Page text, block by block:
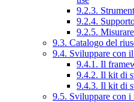
9.2.3.
9.2.4.
9.2.5.
9.3. Catalogo del
9.4. Sviluppare con
9.4.1. Il
9.4.2. Il kit di
9.4.3. Il kit di
9.5. Sviluppare con